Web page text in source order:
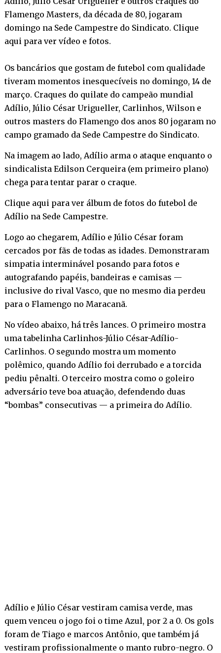
Flamengo Masters, da década de 80, jogaram
domingo na Sede Campestre do Sindicato. Clique
aqui para ver vídeo e fotos.
Os bancários que gostam de futebol com qualidade
tiveram momentos inesquecíveis no domingo, 14 de
março. Craques do quilate do campeão mundial
Adílio, Júlio César Urigueller, Carlinhos, Wilson e
outros masters do Flamengo dos anos 80 jogaram no
campo gramado da Sede Campestre do Sindicato.
Na imagem ao lado, Adílio arma o ataque enquanto o
sindicalista Edilson Cerqueira (em primeiro plano)
chega para tentar parar o craque.
Clique aqui para ver álbum de fotos do futebol de
Adílio na Sede Campestre.
Logo ao chegarem, Adílio e Júlio César foram
cercados por fãs de todas as idades. Demonstraram
simpatia interminável posando para fotos e
autografando papéis, bandeiras e camisas —
inclusive do rival Vasco, que no mesmo dia perdeu
para o Flamengo no Maracanã.
No vídeo abaixo, há três lances. O primeiro mostra
uma tabelinha Carlinhos-Júlio César-Adílio-
Carlinhos. O segundo mostra um momento
polêmico, quando Adílio foi derrubado e a torcida
pediu pênalti. O terceiro mostra como o goleiro
adversário teve boa atuação, defendendo duas
“bombas” consecutivas — a primeira do Adílio.
Adílio e Júlio César vestiram camisa verde, mas
quem venceu o jogo foi o time Azul, por 2 a 0. Os gols
foram de Tiago e marcos Antônio, que também já
vestiram profissionalmente o manto rubro-negro. O